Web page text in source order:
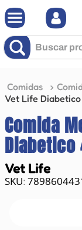
Buscar productos...
Comidas
Vet Life
Comida
Diabetico
Vet Life
: